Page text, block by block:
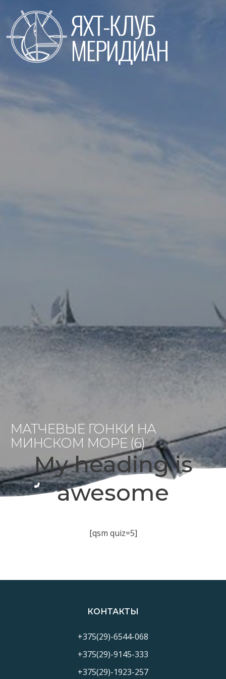
к
содержимому
ЯХТ-КЛУБ
МЕРИДИАН
МАТЧЕВЫЕ ГОНКИ НА
МИНСКОМ МОРЕ (6)
My heading is
awesome
[qsm quiz=5]
КОНТАКТЫ
+375(29)-6544-068
+375(29)-9145-333
+375(29)-1923-257